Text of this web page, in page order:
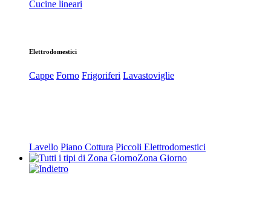
Cucine lineari
Elettrodomestici
Cappe Forno Frigoriferi Lavastoviglie
Lavello Piano Cottura Piccoli Elettrodomestici
Zona Giorno